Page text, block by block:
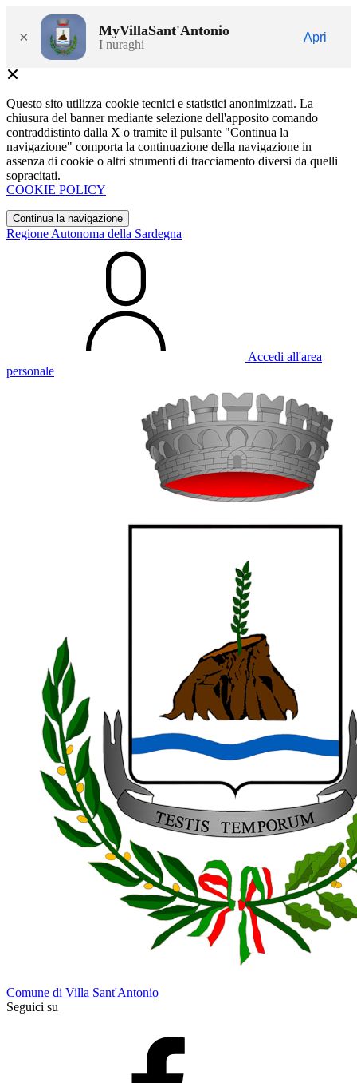
× MyVillaSant'Antonio
I nuraghi
Apri
Questo sito utilizza cookie tecnici e statistici anonimizzati. La
chiusura del banner mediante selezione dell'apposito comando
contraddistinto dalla X o tramite il pulsante "Continua la
navigazione" comporta la continuazione della navigazione in
assenza di cookie o altri strumenti di tracciamento diversi da quelli
sopracitati.
COOKIE POLICY
Continua la navigazione
Regione Autonoma della Sardegna
Accedi all'area
personale
Comune di Villa Sant'Antonio
Seguici su